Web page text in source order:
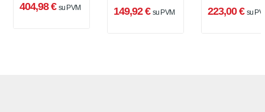
404,98 € su PVM
akumuliatoriaus
149,92 € su PVM 223,00 € su